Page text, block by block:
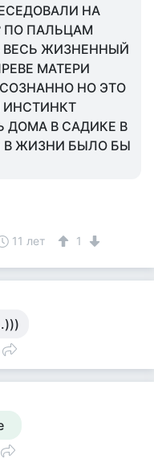
НА
ПО ПАЛЬЦАМ
ЖИЗНЕННЫЙ
МАТЕРИ
НО ЭТО
ИНСТИНКТ
ДОМА В САДИКЕ В
В ЖИЗНИ БЫЛО БЫ
11 лет 1